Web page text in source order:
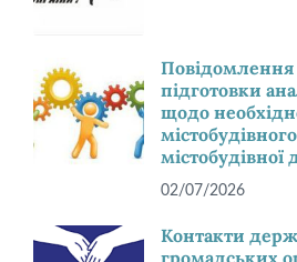
Повідомлення
підготовки
щодо
містобудівної
02/07/2026
Контакти
громадських